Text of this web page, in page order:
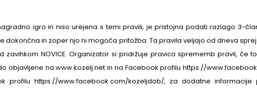
igro in niso urejena s temi pravili, je pristojna podati razlago 3-
in zoper njo ni mogoča pritožba. Ta pravila veljajo od dneva
zavihkom NOVICE. Organizator si pridržuje pravico sprememb pravil, če
objavljene na www.kozelj.net in na Facebook profilu https://
profilu https://www.facebook.com/kozeljdob/, za dodatne